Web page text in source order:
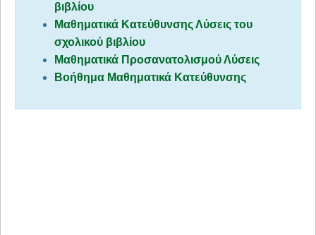
βιβλίου
Μαθηματικά Κατεύθυνσης Λύσεις του
σχολικού βιβλίου
Μαθηματικά Προσανατολισμού Λύσεις
Βοήθημα Μαθηματικά Κατεύθυνσης